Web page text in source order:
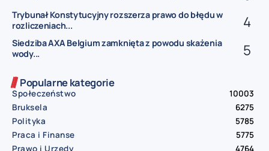
Trybunał Konstytucyjny rozszerza prawo do błędu w
rozliczeniach...
Siedziba AXA Belgium zamknięta z powodu skażenia
wody...
Popularne kategorie
Społeczeństwo
10003
Bruksela
6275
Polityka
5785
Praca i Finanse
5775
Prawo i Urzędy
4764